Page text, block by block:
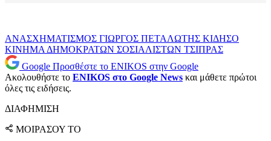
ΑΝΑΣΧΗΜΑΤΙΣΜΟΣ ΓΙΩΡΓΟΣ ΠΕΤΑΛΩΤΗΣ ΚΙΔΗΣΟ
ΚΙΝΗΜΑ ΔΗΜΟΚΡΑΤΩΝ ΣΟΣΙΑΛΙΣΤΩΝ ΤΣΙΠΡΑΣ
Google Προσθέστε το ENIKOS στην Google
Ακολουθήστε το ENIKOS στο Google News και μάθετε πρώτοι
όλες τις ειδήσεις.
ΔΙΑΦΗΜΙΣΗ
ΜΟΙΡΑΣΟΥ ΤΟ